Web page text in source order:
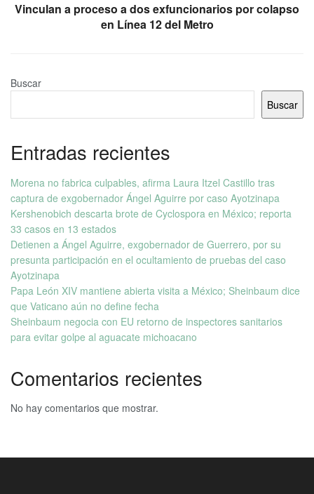
Vinculan a proceso a dos exfuncionarios por colapso
en Línea 12 del Metro
Buscar
Buscar
Entradas recientes
Morena no fabrica culpables, afirma Laura Itzel Castillo tras
captura de exgobernador Ángel Aguirre por caso Ayotzinapa
Kershenobich descarta brote de Cyclospora en México; reporta
33 casos en 13 estados
Detienen a Ángel Aguirre, exgobernador de Guerrero, por su
presunta participación en el ocultamiento de pruebas del caso
Ayotzinapa
Papa León XIV mantiene abierta visita a México; Sheinbaum dice
que Vaticano aún no define fecha
Sheinbaum negocia con EU retorno de inspectores sanitarios
para evitar golpe al aguacate michoacano
Comentarios recientes
No hay comentarios que mostrar.